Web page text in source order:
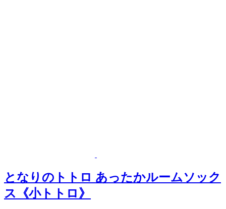
となりのトトロ あったかルームソック
ス《小トトロ》